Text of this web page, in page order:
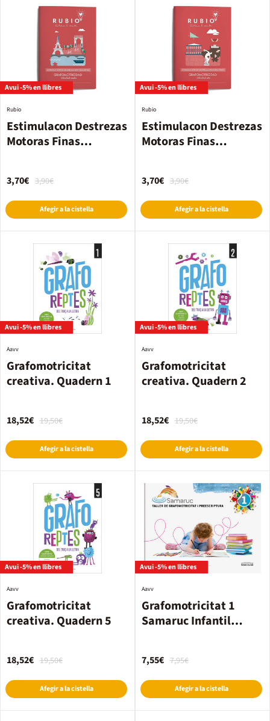
Avui -5% en llibres
Estimulacon Destrezas
Motoras Finas
Rubio
3,90€
3,70€
Afegir a la cistella
Avui -5% en llibres
Estimulacon Destrezas
Motoras Finas
Rubio
3,90€
3,70€
Afegir a la cistella
Avui -5% en llibres
Grafomotricitat
creativa. Quadern 1
Aavv
19,50€
18,52€
Afegir a la cistella
Avui -5% en llibres
Grafomotricitat
creativa. Quadern 2
Aavv
19,50€
18,52€
Afegir a la cistella
Avui -5% en llibres
Grafomotricitat
creativa. Quadern 5
Aavv
19,50€
18,52€
Afegir a la cistella
Avui -5% en llibres
Grafomotricitat 1
Samaruc Infantil
Aavv
7,95€
7,55€
Afegir a la cistella